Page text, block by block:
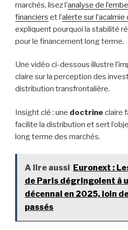
marchés, lisez l’analyse de
financiers et l’alerte sur
expliquent pourquoi la stabilité
pour le financement long terme.
Une vidéo ci-dessous illustre
claire sur la perception des
distribution transfrontalière.
Insight clé : une doctrine claire
facilite la distribution et sert
long terme des marchés.
A lire aussi Euronext :
de Paris dégringolent à
décennal en 2025, loin
passés